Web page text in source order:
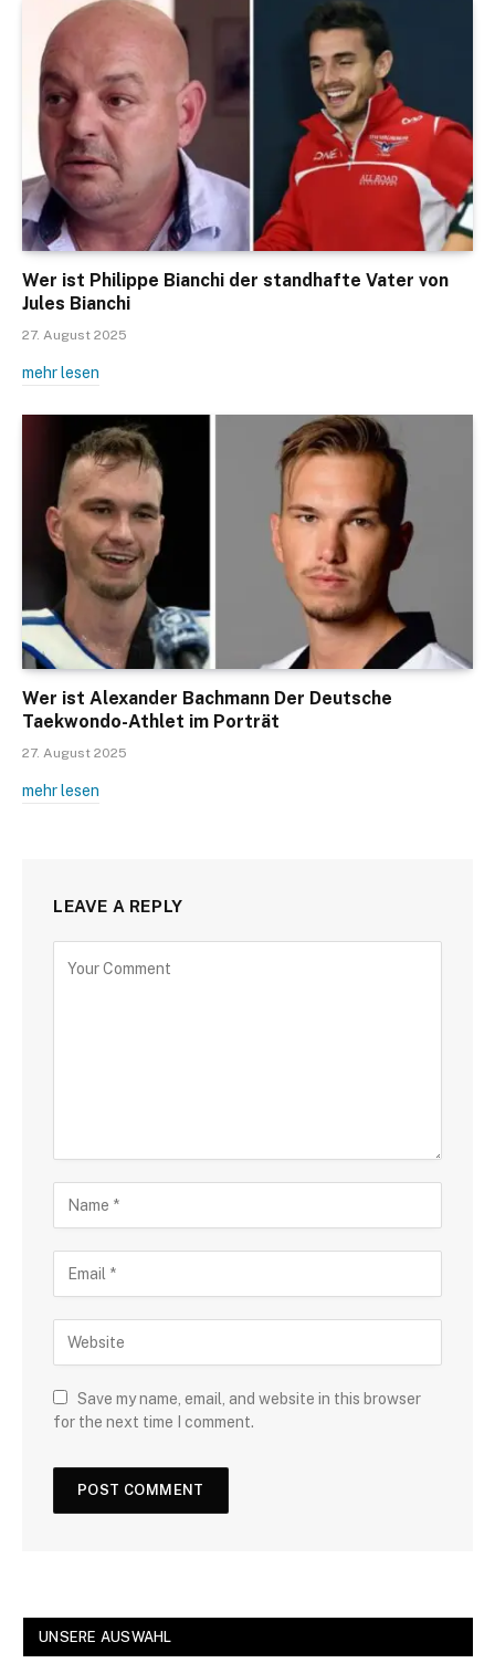
Wer ist Philippe Bianchi der standhafte Vater von
Jules Bianchi
27. August 2025
mehr lesen
Wer ist Alexander Bachmann Der Deutsche
Taekwondo-Athlet im Porträt
27. August 2025
mehr lesen
LEAVE A REPLY
Save my name, email, and website in this browser
for the next time I comment.
UNSERE AUSWAHL